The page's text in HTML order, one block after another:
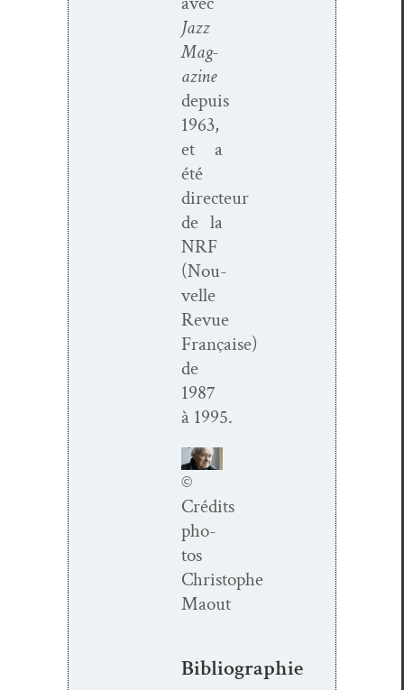
Jazz
Mag­
a­zine
depuis
1963,
et a
été
directeur
de la
NRF
(Nou­
velle
Revue
Française)
de
1987
à 1995.
©
Crédits
pho­
tos
Christophe
Maout
Bibliographie